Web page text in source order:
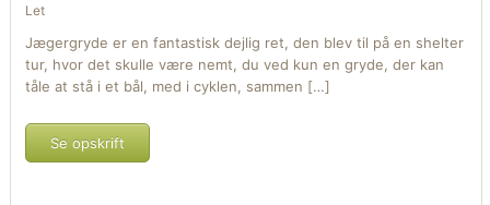
Let
Jægergryde er en fantastisk dejlig ret, den blev til på en shelter
tur, hvor det skulle være nemt, du ved kun en gryde, der kan
tåle at stå i et bål, med i cyklen, sammen […]
Se opskrift